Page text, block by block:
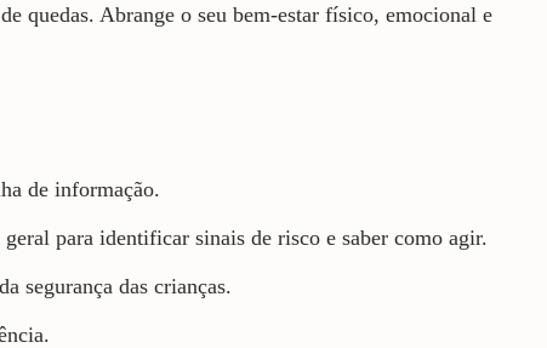
quedas. Abrange o seu bem-estar físico, emocional e
de informação.
para identificar sinais de risco e saber como agir.
segurança das crianças.